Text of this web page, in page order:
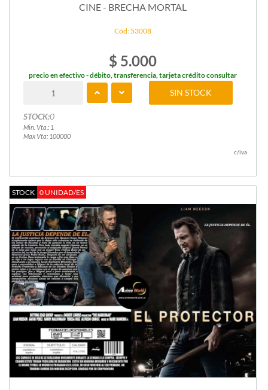
CINE - BRECHA MORTAL
Cód: 53008
$ 5.000
precio en efectivo - débito, transferencia, tarjeta crédito consultar
STOCK:0
Min. Vta.: 1
Max Vta: 100000
SIN STOCK
c/iva
STOCK 0 UNIDAD/ES